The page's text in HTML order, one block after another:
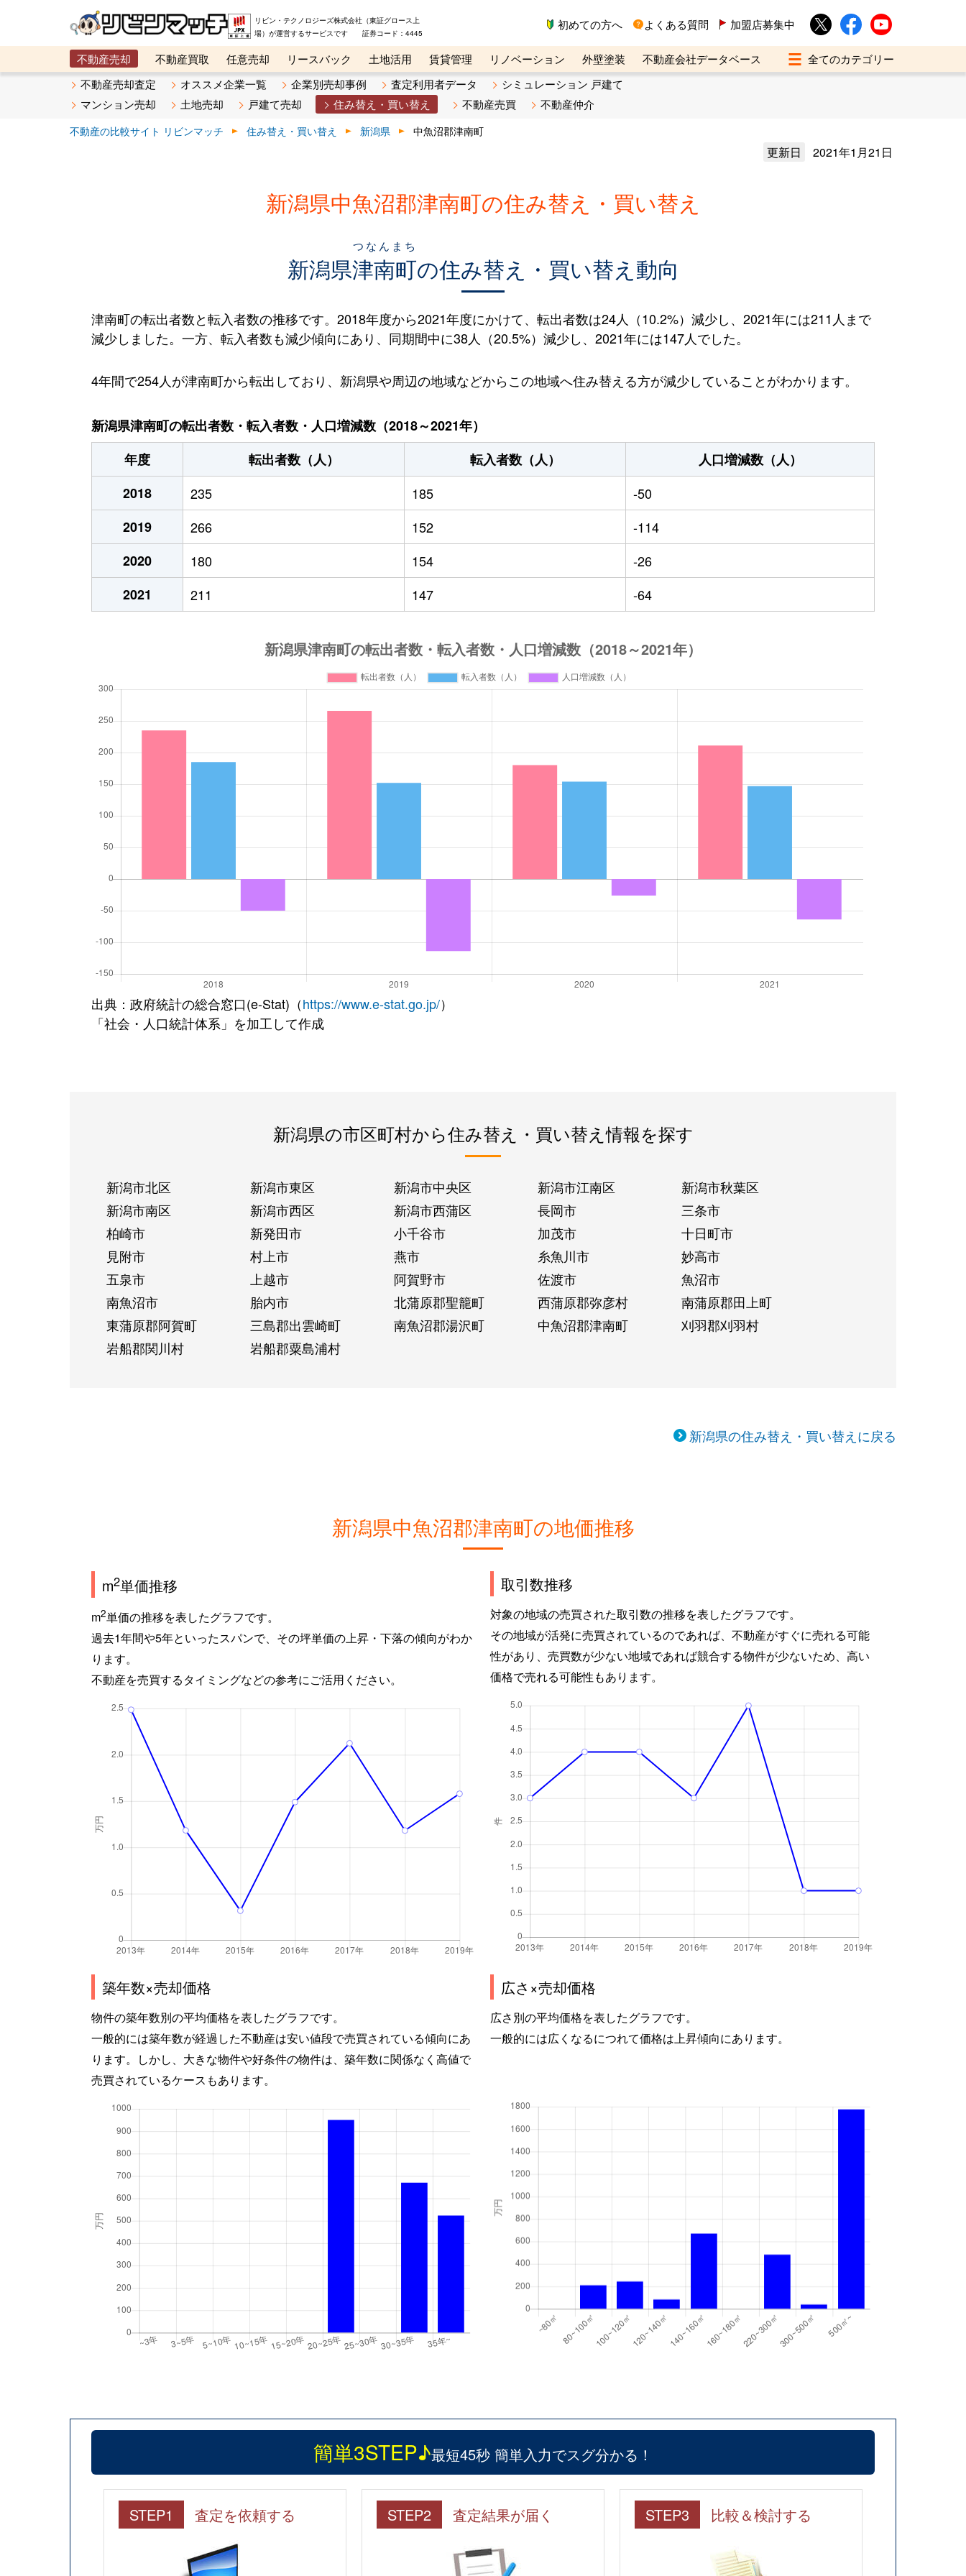
リビン・テクノロジーズ株式会社（東証グロース上
場）が運営するサービスです 証券コード：4445
初めての方へ よくある質問 加盟店募集中
不動産売却 不動産買取 任意売却 リースバック 土地活用 賃貸管理 リノベーション 外壁塗装
不動産会社データベース
メタ住宅展示場
ベスト不動産カンパニー オンライン講座 リビンマガジンBiz 不動産売却ご相談デスク
不動産売却査定 オススメ企業一覧 企業別売却事例 査定利用者データ
シミュレーション 戸建て
マンション売却
土地売却 戸建て売却 住み替え・買い替え 不動産売買 不動産仲介
不動産の比較サイト リビンマッチ 住み替え・買い替え 新潟県 中魚沼郡津南町
更新日 2021年1月21日
新潟県中魚沼郡津南町の住み替え・買い替え
新潟県津南町
つなんまち
の住み替え・買い替え動向
津南町の転出者数と転入者数の推移です。2018年度から2021年度にかけて、転出者数は24人（10.2%）減少し、2021年には211人まで
減少しました。一方、転入者数も減少傾向にあり、同期間中に38人（20.5%）減少し、2021年には147人でした。
4年間で254人が津南町から転出しており、新潟県や周辺の地域などからこの地域へ住み替える方が減少していることがわかります。
新潟県津南町の転出者数・転入者数・人口増減数（2018～2021年）
年度
転出者数（人） 転入者数（人）
人口増減数（人）
2018
235 185
-50
2019
266 152
-114
2020
180 154
-26
2021
211 147 -64
出典：政府統計の総合窓口(e-Stat)（https://www.e-stat.go.jp/）
「社会・人口統計体系」を加工して作成
新潟県の市区町村から住み替え・買い替え情報を探す
新潟市北区 新潟市東区 新潟市中央区 新潟市江南区
新潟市秋葉区
新潟市南区
新潟市西区 新潟市西蒲区 長岡市
三条市
柏崎市
新発田市 小千谷市 加茂市
十日町市
見附市
村上市 燕市 糸魚川市
妙高市
五泉市
上越市 阿賀野市 佐渡市
魚沼市
南魚沼市
胎内市 北蒲原郡聖籠町 西蒲原郡弥彦村
南蒲原郡田上町
東蒲原郡阿賀町
三島郡出雲崎町 南魚沼郡湯沢町 中魚沼郡津南町
刈羽郡刈羽村
岩船郡関川村
岩船郡粟島浦村
新潟県の住み替え・買い替えに戻る
新潟県中魚沼郡津南町の地価推移
m2単価推移
m2単価の推移を表したグラフです。
過去1年間や5年といったスパンで、その坪単価の上昇・下落の傾向がわか
ります。
不動産を売買するタイミングなどの参考にご活用ください。
取引数推移
対象の地域の売買された取引数の推移を表したグラフです。
その地域が活発に売買されているのであれば、不動産がすぐに売れる可能
性があり、売買数が少ない地域であれば競合する物件が少ないため、高い
価格で売れる可能性もあります。
築年数×売却価格
物件の築年数別の平均価格を表したグラフです。
一般的には築年数が経過した不動産は安い値段で売買されている傾向にあ
ります。しかし、大きな物件や好条件の物件は、築年数に関係なく高値で
売買されているケースもあります。
広さ×売却価格
広さ別の平均価格を表したグラフです。
一般的には広くなるにつれて価格は上昇傾向にあります。
簡単3STEP♪最短45秒 簡単入力でスグ分かる！
STEP1 査定を依頼する STEP2 査定結果が届く STEP3 比較＆検討する